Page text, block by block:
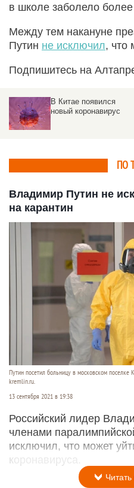
в школе заболело
Между тем накануне
Путин не исключил, что
Подпишитесь на
В Китае появился
новый коронавирус
ПО
Владимир Путин не
на карантин
Путин посетил больницу в московском поселке
kremlin.ru.
13 сентября 2021 в 19:38
Российский лидер
членами
исключил, что может
коронавируса.